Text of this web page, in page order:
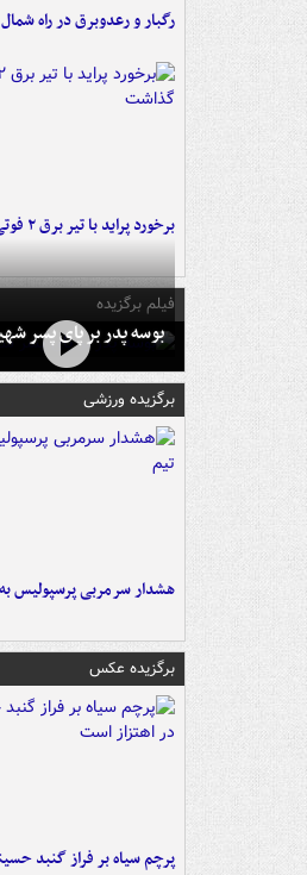
رگبار و رعدوبرق در راه
برخورد پراید با تیر برق ۲ فوتی بر جای گذاشت
فیلم برگزیده
بوسه‌ پدر بر پای پسر
برگزیده ورزشی
هشدار سرمربی پرسپولیس
برگزیده عکس
پرچم سیاه بر فراز گنبد